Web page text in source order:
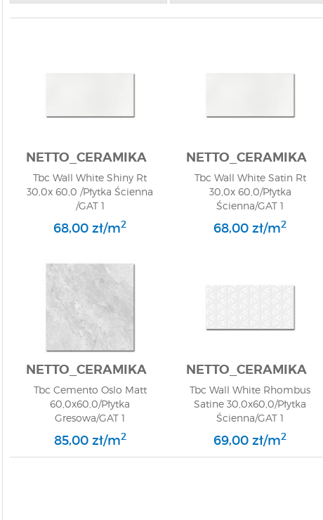
NETTO_CERAMIKA
Tbc Wall White Shiny Rt
30,0x 60,0 /Płytka Ścienna
/GAT 1
68,00 zł/m2
NETTO_CERAMIKA
Tbc Wall White Satin Rt
30,0x 60,0/Płytka
Ścienna/GAT 1
68,00 zł/m2
NETTO_CERAMIKA
Tbc Cemento Oslo Matt
60,0x60,0/Płytka
Gresowa/GAT 1
85,00 zł/m2
NETTO_CERAMIKA
Tbc Wall White Rhombus
Satine 30,0x60,0/Płytka
Ścienna/GAT 1
69,00 zł/m2